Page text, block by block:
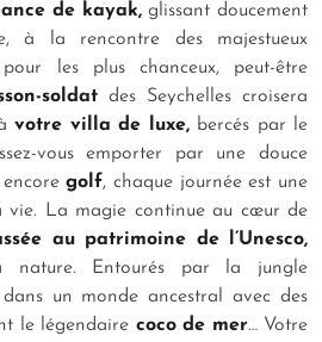
de kayak,glissant doucement
à la rencontre des majestueux
les plus chanceux, peut-être
soldat des Seychelles croisera
àvotre villa de luxe,bercés par le
vous emporter par une douce
encoregolf, chaque journée est une
vie. La magie continue au cœur de
au patrimoine de l’Unesco,
nature. Entourés par la jungle
dans un monde ancestral avec des
le légendaire coco de mer… Votre